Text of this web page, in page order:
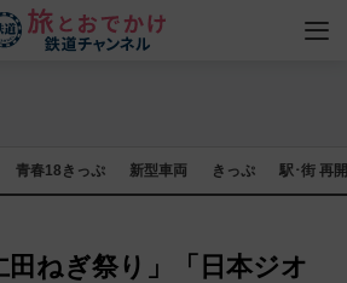
青春18きっぷ 新型車両 きっぷ 駅･街 再
田ねぎ祭り」「日本ジオ